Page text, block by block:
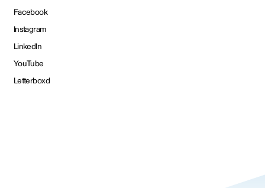
Facebook
Instagram
LinkedIn
YouTube
Letterboxd